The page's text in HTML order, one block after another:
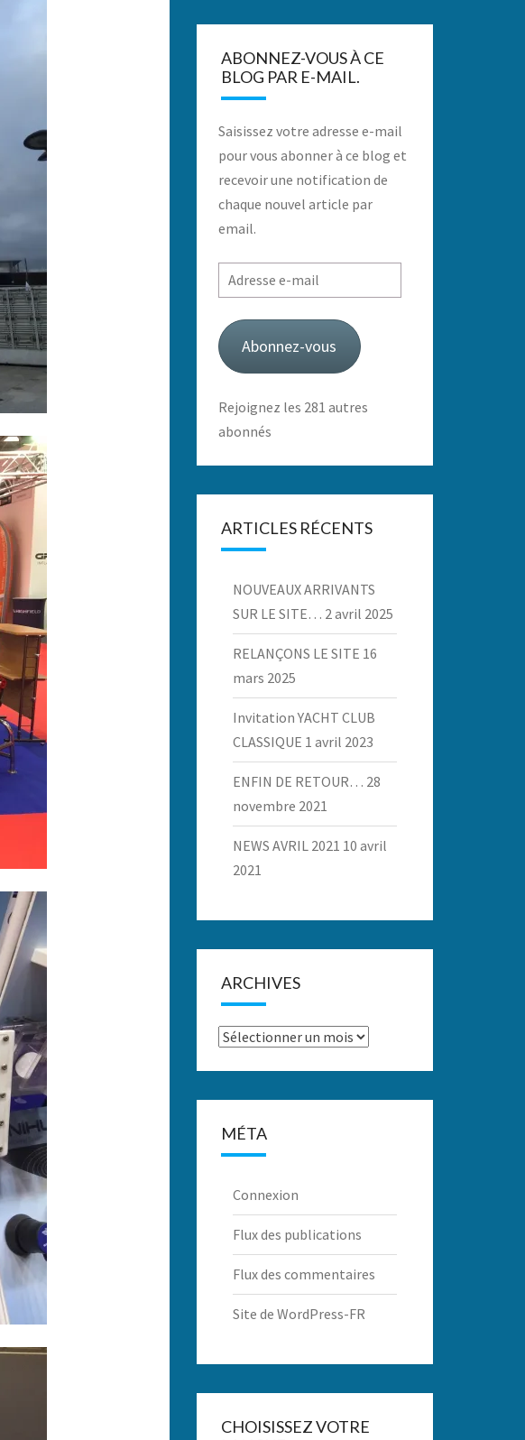
ABONNEZ-VOUS À CE
BLOG PAR E-MAIL.
Saisissez votre adresse e-mail
pour vous abonner à ce blog et
recevoir une notification de
chaque nouvel article par
email.
Adresse
e-
mail
Abonnez-vous
Rejoignez les 281 autres
abonnés
ARTICLES RÉCENTS
NOUVEAUX ARRIVANTS
SUR LE SITE… 2 avril 2025
RELANÇONS LE SITE 16
mars 2025
Invitation YACHT CLUB
CLASSIQUE 1 avril 2023
ENFIN DE RETOUR… 28
novembre 2021
NEWS AVRIL 2021 10 avril
2021
ARCHIVES
Archives
MÉTA
Connexion
Flux des publications
Flux des commentaires
Site de WordPress-FR
CHOISISSEZ VOTRE